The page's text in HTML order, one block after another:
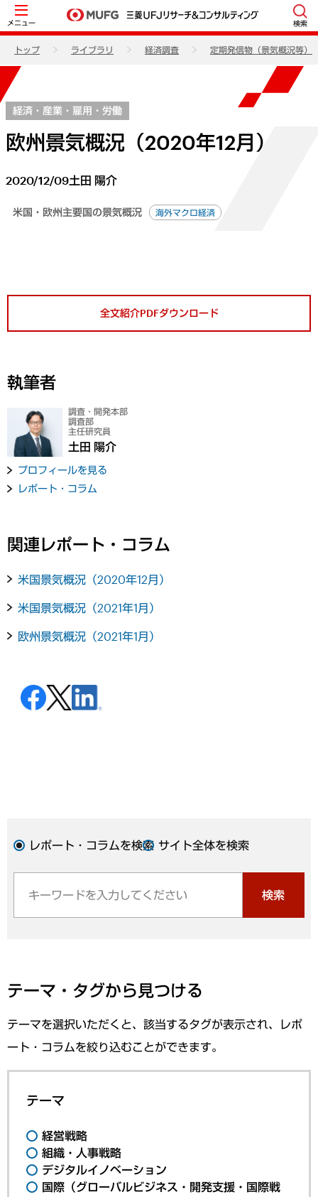
メニュー 検索
トップ ライブラリ 経済調査 定期発信物（景気概況等）
経済・産業・雇用・労働
欧州景気概況（2020年12月）
2020/12/09土田 陽介
米国・欧州主要国の景気概況 海外マクロ経済
全文紹介PDFダウンロード
執筆者
調査・開発本部
調査部
主任研究員
土田 陽介
プロフィールを見る
レポート・コラム
関連レポート・コラム
米国景気概況（2020年12月）
米国景気概況（2021年1月）
欧州景気概況（2021年1月）
レポート・コラムを検索 サイト全体を検索
検索
テーマ・タグから見つける
テーマを選択いただくと、該当するタグが表示され、レポ
ート・コラムを絞り込むことができます。
テーマ
経営戦略
組織・人事戦略
デジタルイノベーション
国際（グローバルビジネス・開発支援・国際戦